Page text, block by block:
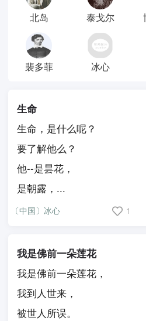
北岛 泰戈尔
裴多菲 冰心
生命
生命，是什么呢？
要了解他么？
他--是昙花，
是朝露，...
〔中国〕冰心 1
我是佛前一朵莲花
我是佛前一朵莲花，
我到人世来，
被世人所误。